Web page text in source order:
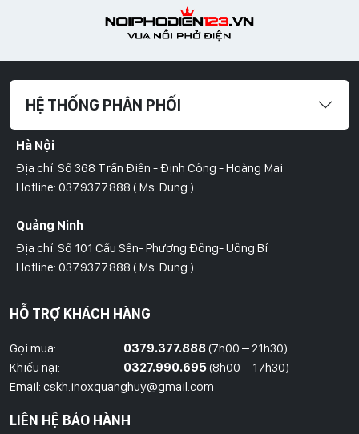
HỆ THỐNG PHÂN PHỐI
Hà Nội
Địa chỉ: Số 368 Trần Điền - Định Công - Hoàng Mai
Hotline: 037.9377.888 ( Ms. Dung )
Quảng Ninh
Địa chỉ: Số 101 Cầu Sến- Phương Đông- Uông Bí
Hotline: 037.9377.888 ( Ms. Dung )
Hồ Chí Minh
Hotline: 09786.01.388 ( Mr. Huy )
Thái Bình
Đối diện ủy ban nhân dân xã Vũ Hoà - Kiến Xương - Thái Bình
Hotline: 037.9377.888 ( Ms. Dung )
HỖ TRỢ KHÁCH HÀNG
Gọi mua: 0379.377.888(7h00 – 21h30)
Khiếu nại:
0327.990.695(8h00 – 17h30)
Email: cskh.inoxquanghuy@gmail.com
LIÊN HỆ BẢO HÀNH